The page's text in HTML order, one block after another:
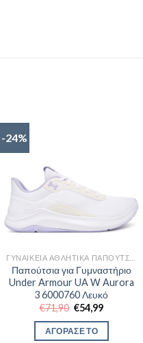
-24%
Παπούτσια για Γυμναστήριο
Under Armour UA W Aurora
3 6000760 Λευκό
€71,90 Original
price
was:
€71,90.
€54,99Η
τιμή
ΑΓΟΡΑΣΕ ΤΟ